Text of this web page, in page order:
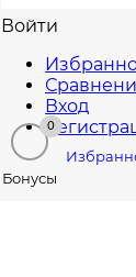
Войти
Вход
0
Бонусы